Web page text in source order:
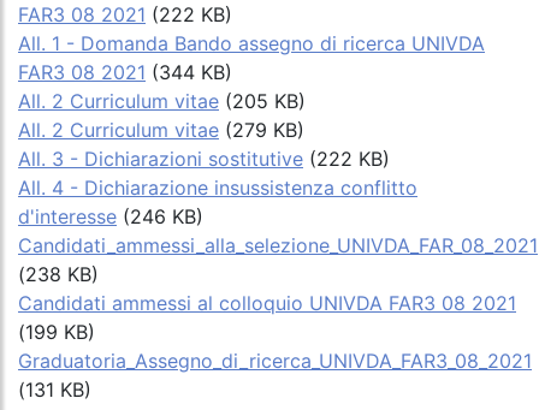
FAR3 08 2021 (222 KB)
All. 1 - Domanda Bando assegno di ricerca UNIVDA
FAR3 08 2021 (344 KB)
All. 2 Curriculum vitae (205 KB)
All. 2 Curriculum vitae (279 KB)
All. 3 - Dichiarazioni sostitutive (222 KB)
All. 4 - Dichiarazione insussistenza conflitto
d'interesse (246 KB)
Candidati_ammessi_alla_selezione_UNIVDA_FAR_08_2021
(238 KB)
Candidati ammessi al colloquio UNIVDA FAR3 08 2021
(199 KB)
Graduatoria_Assegno_di_ricerca_UNIVDA_FAR3_08_2021
(131 KB)